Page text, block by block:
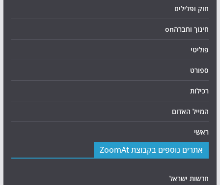
חוק ופלילים
חינוך וחברהon
פוליטי
ספורט
רכילות
המייל האדום
ראשי
אתרים נוספים בקבוצת ZoomAt
חדשות ישראל